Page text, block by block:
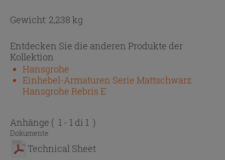
Gewicht: 2,238 kg
Entdecken Sie die anderen Produkte der
Kollektion
Hansgrohe
Einhebel-Armaturen Serie Mattschwarz
Hansgrohe Rebris E
Anhänge ( 1 - 1 di 1 )
Dokumente
Technical Sheet